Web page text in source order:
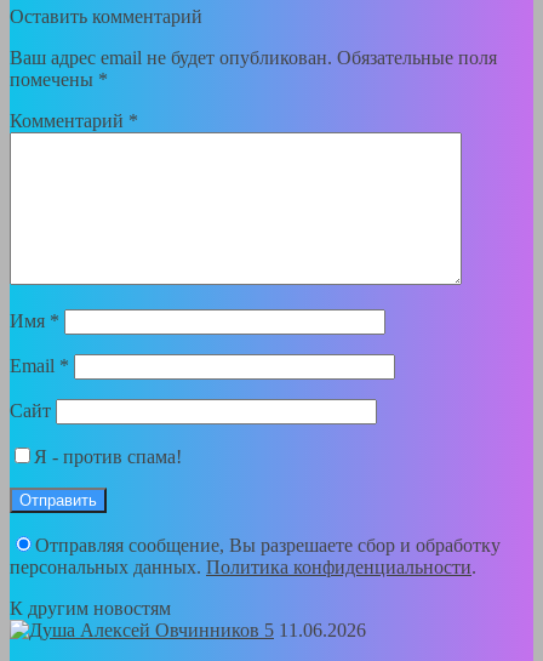
Оставить комментарий
Ваш адрес email не будет опубликован. Обязательные поля
помечены *
Комментарий *
Имя *
Email *
Сайт
Я - против спама!
Отправляя сообщение, Вы разрешаете сбор и обработку
персональных данных. Политика конфиденциальности.
К другим новостям
11.06.2026